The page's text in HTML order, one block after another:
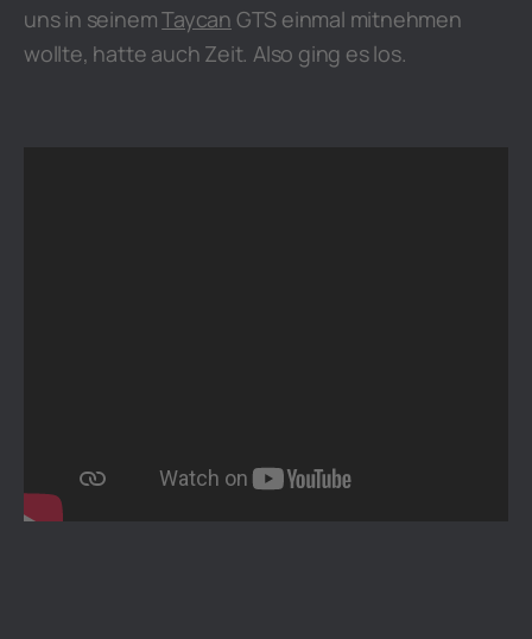
uns in seinemTaycan GTS einmal mitnehmen
wollte, hatte auch Zeit. Also ging es los.